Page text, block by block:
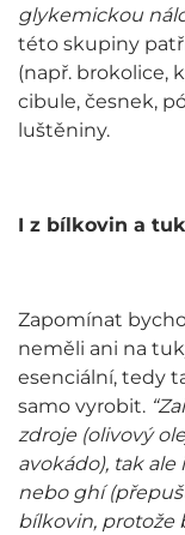
glykemickou
této skupiny
(např. brokolice,
cibule, česnek,
luštěniny.
I z bílkovin a
Zapomínat
neměli ani na
esenciální, tedy
samo vyrobit.
zdroje (olivový
avokádo), tak
nebo ghí
bílkovin, protože